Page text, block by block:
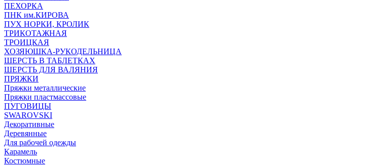
ПЕХОРКА
ПНК им.КИРОВА
ПУХ НОРКИ, КРОЛИК
ТРИКОТАЖНАЯ
ТРОИЦКАЯ
ХОЗЯЮШКА-РУКОДЕЛЬНИЦА
ШЕРСТЬ В ТАБЛЕТКАХ
ШЕРСТЬ ДЛЯ ВАЛЯНИЯ
ПРЯЖКИ
Пряжки металлические
Пряжки пластмассовые
ПУГОВИЦЫ
SWAROVSKI
Декоративные
Деревянные
Для рабочей одежды
Карамель
Костюмные